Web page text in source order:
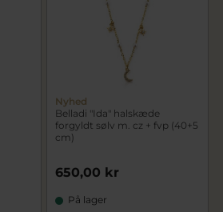
Nyhed
Belladi "Ida" halskæde
forgyldt sølv m. cz + fvp (40+5
cm)
650,00 kr
På lager